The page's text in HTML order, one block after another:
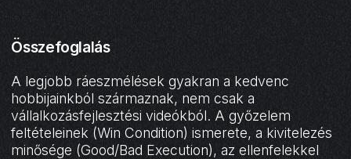
Összefoglalás
A legjobb ráeszmélések gyakran a kedvenc
hobbijainkból származnak, nem csak a
vállalkozásfejlesztési videókból. A győzelem
feltételeinek (Win Condition) ismerete, a kivitelezés
minősége (Good/Bad Execution), az ellenfelekkel